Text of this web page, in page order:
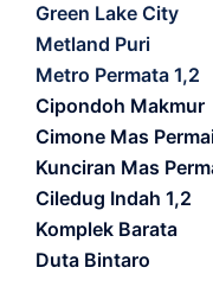
Green Lake City
Metland Puri
Metro Permata 1,2
Cipondoh Makmur
Cimone Mas
Kunciran Mas
Ciledug Indah 1,2
Komplek Barata
Duta Bintaro